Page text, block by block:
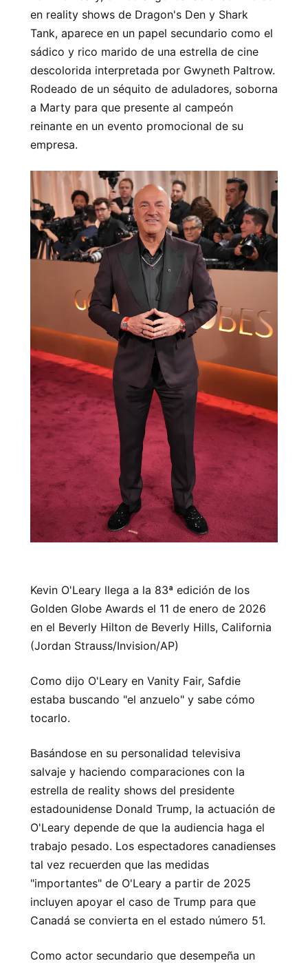
en reality shows de Dragon's Den y Shark
Tank, aparece en un papel secundario como el
sádico y rico marido de una estrella de cine
descolorida interpretada por Gwyneth Paltrow.
Rodeado de un séquito de aduladores, soborna
a Marty para que presente al campeón
reinante en un evento promocional de su
empresa.
Kevin O'Leary llega a la 83ª edición de los
Golden Globe Awards el 11 de enero de 2026
en el Beverly Hilton de Beverly Hills, California
(Jordan Strauss/Invision/AP)
Como dijo O'Leary en Vanity Fair, Safdie
estaba buscando "el anzuelo" y sabe cómo
tocarlo.
Basándose en su personalidad televisiva
salvaje y haciendo comparaciones con la
estrella de reality shows del presidente
estadounidense Donald Trump, la actuación de
O'Leary depende de que la audiencia haga el
trabajo pesado. Los espectadores canadienses
tal vez recuerden que las medidas
"importantes" de O'Leary a partir de 2025
incluyen apoyar el caso de Trump para que
Canadá se convierta en el estado número 51.
Como actor secundario que desempeña un